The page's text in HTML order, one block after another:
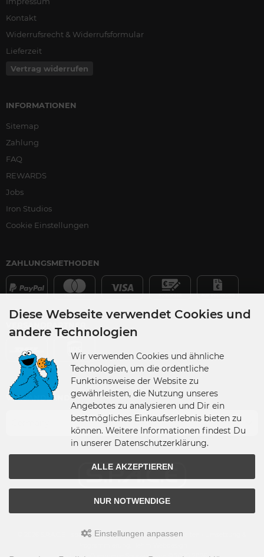
Kontakt
Widerrufsrecht & Widerrufsformular
Lieferzeit
Vertrag widerrufen
INFORMATIONEN
Sitemap
Zahlung
FAQ
REWARDS
Jobs
Iron Studios
Cookie Einstellungen
ZAHLUNGSMETHODEN
VERSANDPARTNER
VERSANDLAND
© 2026 S.P.A.C.E - space-figuren.de • Alle Rechte vorbehalten • Umsetzung &
Diese Webseite verwendet Cookies und
andere Technologien
Wir verwenden Cookies und ähnliche
Technologien, um die ordentliche
Funktionsweise der Website zu
gewährleisten, die Nutzung unseres
Angebotes zu analysieren und Dir ein
bestmögliches Einkaufserlebnis bieten zu
können. Weitere Informationen findest Du
in unserer Datenschutzerklärung.
ALLE AKZEPTIEREN
NUR NOTWENDIGE
Einstellungen anpassen